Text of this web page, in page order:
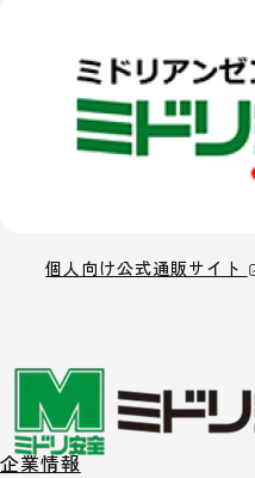
個人向け公式通販サイト
企業情報